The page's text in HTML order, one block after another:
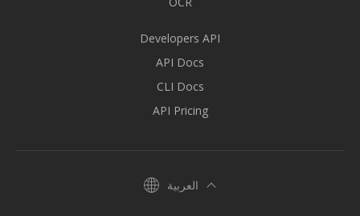
Developers API
API Docs
CLI Docs
API Pricing
العربية